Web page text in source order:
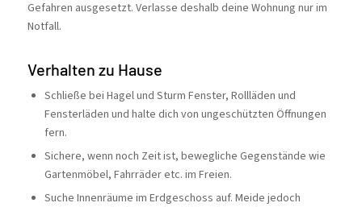
Gefahren ausgesetzt. Verlasse deshalb deine Wohnung nur im
Notfall.
Verhalten zu Hause
Schließe bei Hagel und Sturm Fenster, Rollläden und
Fensterläden und halte dich von ungeschützten Öffnungen
fern.
Sichere, wenn noch Zeit ist, bewegliche Gegenstände wie
Gartenmöbel, Fahrräder etc. im Freien.
Suche Innenräume im Erdgeschoss auf. Meide jedoch